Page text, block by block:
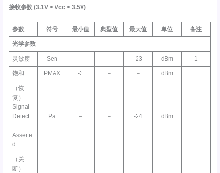
接收参数 (3.1V <Vcc < 3.5V)
参数 符号 最小值 典型值 最大值 单位 备注
光学参数
灵敏度 Sen – – -23 dBm 1
饱和 PMAX -3 – – dBm
（恢
复）
Signal
Detect
—
Asserte
d
Pa – – -24 dBm
（关
断）